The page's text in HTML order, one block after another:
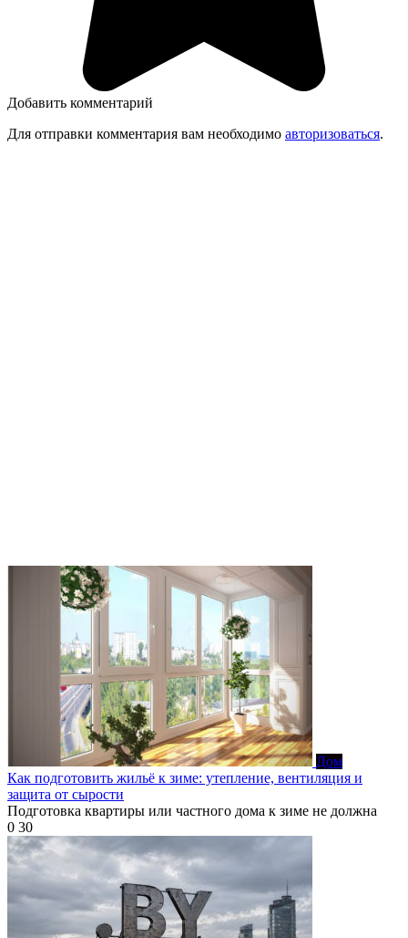
Добавить комментарий
Для отправки комментария вам необходимо авторизоваться.
Дом
Как подготовить жильё к зиме: утепление, вентиляция и
защита от сырости
Подготовка квартиры или частного дома к зиме не должна
0 30